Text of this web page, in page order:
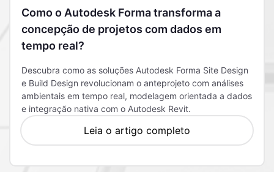
Como o Autodesk Forma transforma a
concepção de projetos com dados em
tempo real?
Descubra como as soluções Autodesk Forma Site Design
e Build Design revolucionam o anteprojeto com análises
ambientais em tempo real, modelagem orientada a dados
e integração nativa com o Autodesk Revit.
Leia o artigo completo